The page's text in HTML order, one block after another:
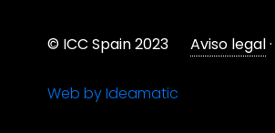
© ICC Spain 2023 Aviso legal·
Web by Ideamatic